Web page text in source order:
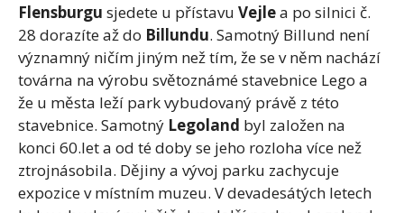
Flensburgu sjedete u přístavu Vejlea po silnici č.
28 dorazíte až do Billundu. Samotný Billund není
významný ničím jiným než tím, že se v něm nachází
továrna na výrobu světoznámé stavebnice Lego a
že u města leží park vybudovaný právě z této
stavebnice. Samotný Legoland byl založen na
konci 60.let a od té doby se jeho rozloha více než
ztrojnásobila. Dějiny a vývoj parku zachycuje
expozice v místním muzeu. V devadesátých letech